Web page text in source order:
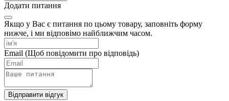
Додати питання
Якщо у Вас є питання по цьому товару, заповніть форму
нижче, і ми відповімо найближчим часом.
Email (Щоб повідомити про відповідь)
Відправити відгук